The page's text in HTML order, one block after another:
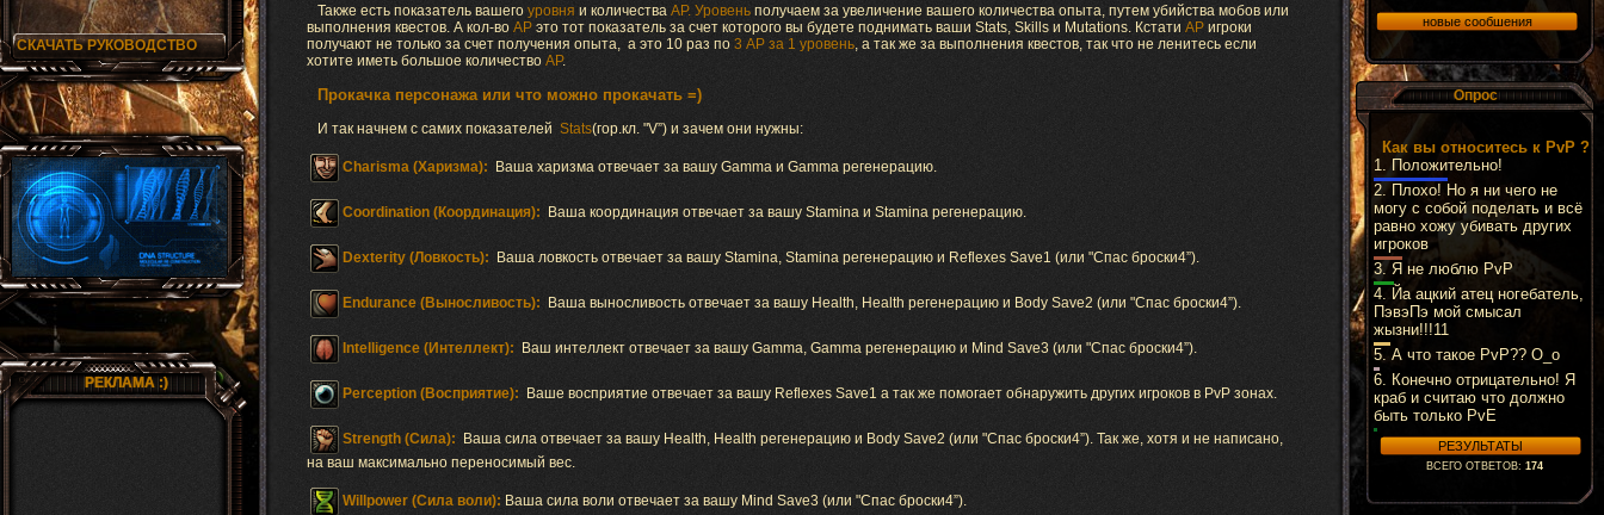
СКАЧАТЬ РУКОВОДСТВО
РЕКЛАМА :)
Также есть показатель вашего уровня и количества АР. Уровень получаем за увеличение вашего количества опыта, путем убийства мобов или
выполнения квестов. А кол-во АР это тот показатель за счет которого вы будете поднимать ваши Stats, Skills и Mutations. Кстати АР игроки
получают не только за счет получения опыта, а это 10 раз по 3 АР за 1 уровень, а так же за выполнения квестов, так что не ленитесь если
хотите иметь большое количество AP.
Прокачка персонажа или что можно прокачать =)
И так начнем с самих показателей Stats(гор.кл. "V”) и зачем они нужны:
Charisma (Харизма): Ваша харизма отвечает за вашу Gamma и Gamma регенерацию.
Coordination (Координация): Ваша координация отвечает за вашу Stamina и Stamina регенерацию.
Dexterity (Ловкость): Ваша ловкость отвечает за вашу Stamina, Stamina регенерацию и Reflexes Save1 (или "Спас броски4”).
Endurance (Выносливость): Ваша выносливость отвечает за вашу Health, Health регенерацию и Body Save2 (или "Спас броски4”).
Intelligence (Интеллект): Ваш интеллект отвечает за вашу Gamma, Gamma регенерацию и Mind Save3 (или "Спас броски4”).
Perception (Восприятие): Ваше восприятие отвечает за вашу Reflexes Save1 а так же помогает обнаружить других игроков в PvP зонах.
Strength (Сила):
Ваша сила отвечает за вашу Health, Health регенерацию и Body Save2 (или "Спас броски4”). Так же, хотя и не написано,
на ваш максимально переносимый вес.
Willpower (Сила воли): Ваша сила воли отвечает за вашу Mind Save3 (или "Спас броски4”).
Опрос
Как вы относитесь к PvP ?
1. Положительно!
2. Плохо! Но я ни чего не
могу с собой поделать и всё
равно хожу убивать других
игроков
3. Я не люблю PvP
4. Йа ацкий атец ногебатель,
ПэвэПэ мой смысал
жызни!!!11
5. А что такое PvP?? О_о
6. Конечно отрицательно! Я
краб и считаю что должно
быть только PvE
ВСЕГО ОТВЕТОВ: 174